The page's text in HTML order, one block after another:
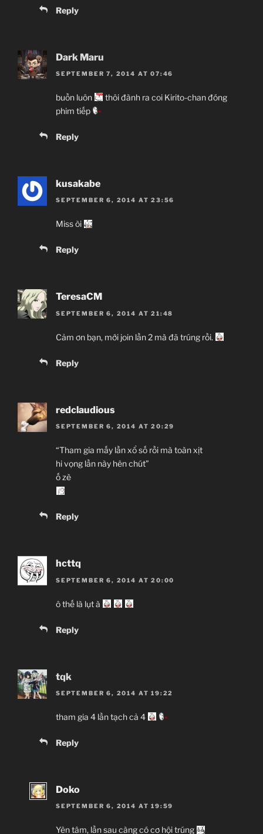
Reply
Dark Maru
SEPTEMBER 7, 2014 AT 07:46
buồn luôn
thôi đành ra coi Kirito-chan đóng
phim tiếp
Reply
kusakabe
SEPTEMBER 6, 2014 AT 23:56
Miss òi
Reply
TeresaCM
SEPTEMBER 6, 2014 AT 21:48
Cảm ơn bạn, mới join lần 2 mà đã trúng rồi.
Reply
redclaudious
SEPTEMBER 6, 2014 AT 20:29
“Tham gia mấy lần xổ số rồi mà toàn xịt
hi vọng lần này hên chút”
ố zè
Reply
hcttq
SEPTEMBER 6, 2014 AT 20:00
ô thế là lụt à
Reply
tqk
SEPTEMBER 6, 2014 AT 19:22
tham gia 4 lần tạch cả 4
Reply
Doko
SEPTEMBER 6, 2014 AT 19:59
Yên tâm, lần sau càng có cơ hội trúng